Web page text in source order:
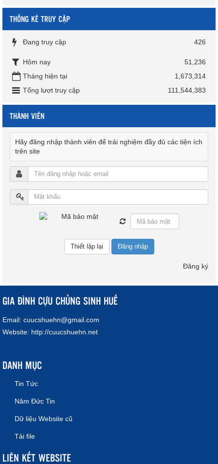
THỐNG KÊ TRUY CẬP
Đang truy cập 426
Hôm nay
51,236
Tháng hiện tại
1,673,314
Tổng lượt truy cập
111,544,383
THÀNH VIÊN
Hãy đăng nhập thành viên để trải nghiệm đầy đủ các tiện ích
trên site
Đăng nhập
Đăng ký
GIA ĐÌNH CỰU CHỦNG SINH HUẾ
Email: cuucshuehn@gmail.com
Website: http://cuucshuehn.net
DANH MỤC
Tin Tức
Năm Đức Tin
Dữ liệu Website cũ
Tải file
LIÊN KẾT WEBSITE